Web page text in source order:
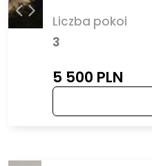
Liczba pokoi
3
5 500 PLN